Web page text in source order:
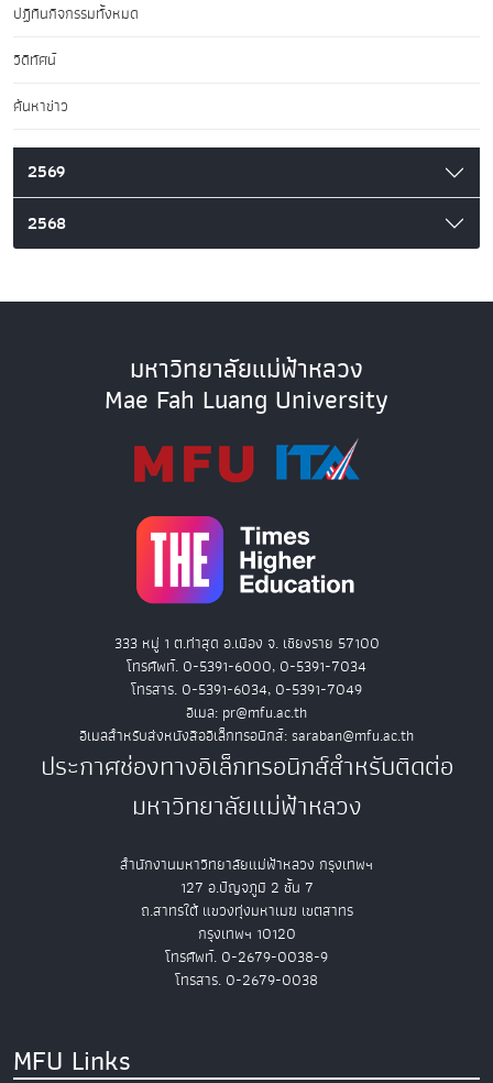
ปฏิทินกิจกรรมทั้งหมด
วิดีทัศน์
ค้นหาข่าว
2569
2568
มหาวิทยาลัยแม่ฟ้าหลวง
Mae Fah Luang University
333 หมู่ 1 ต.ท่าสุด อ.เมือง จ. เชียงราย 57100
โทรศัพท์. 0-5391-6000, 0-5391-7034
โทรสาร. 0-5391-6034, 0-5391-7049
อีเมล: pr@mfu.ac.th
อีเมลสำหรับส่งหนังสืออิเล็กทรอนิกส์: saraban@mfu.ac.th
ประกาศช่องทางอิเล็กทรอนิกส์สำหรับติดต่อ
มหาวิทยาลัยแม่ฟ้าหลวง
สำนักงานมหาวิทยาลัยแม่ฟ้าหลวง กรุงเทพฯ
127 อ.ปัญจภูมิ 2 ชั้น 7
ถ.สาทรใต้ แขวงทุ่งมหาเมฆ เขตสาทร
กรุงเทพฯ 10120
โทรศัพท์. 0-2679-0038-9
โทรสาร. 0-2679-0038
MFU Links